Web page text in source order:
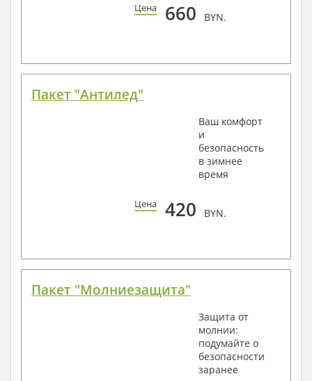
Цена 660 BYN.
Пакет "Антилед"
Ваш комфорт
и
безопасность
в зимнее
время
Цена 420 BYN.
Пакет "Молниезащита"
Защита от
молнии:
подумайте о
безопасности
заранее